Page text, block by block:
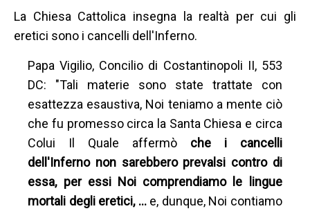
La Chiesa Cattolica insegna la realtà per cui gli
eretici sono i cancelli dell'Inferno.
Papa Vigilio, Concilio di Costantinopoli II, 553
DC: "Tali materie sono state trattate con
esattezza esaustiva, Noi teniamo a mente ciò
che fu promesso circa la Santa Chiesa e circa
Colui Il Quale affermò che i cancelli
dell'Inferno non sarebbero prevalsi contro di
essa, per essi Noi comprendiamo le lingue
mortali degli eretici, … e, dunque, Noi contiamo